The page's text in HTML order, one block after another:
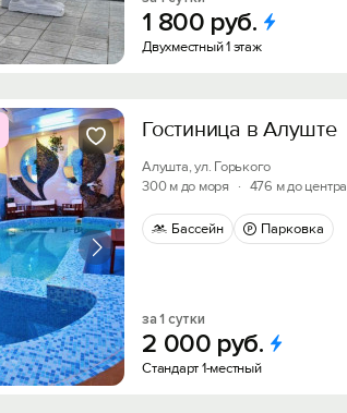
1 800 руб.
Двухместный 1 этаж
Гостиница в Алуште
Алушта, ул. Горького
300 м до моря
· 476 м до центра
Бассейн Парковка
за 1 сутки
2 000 руб.
Стандарт 1-местный